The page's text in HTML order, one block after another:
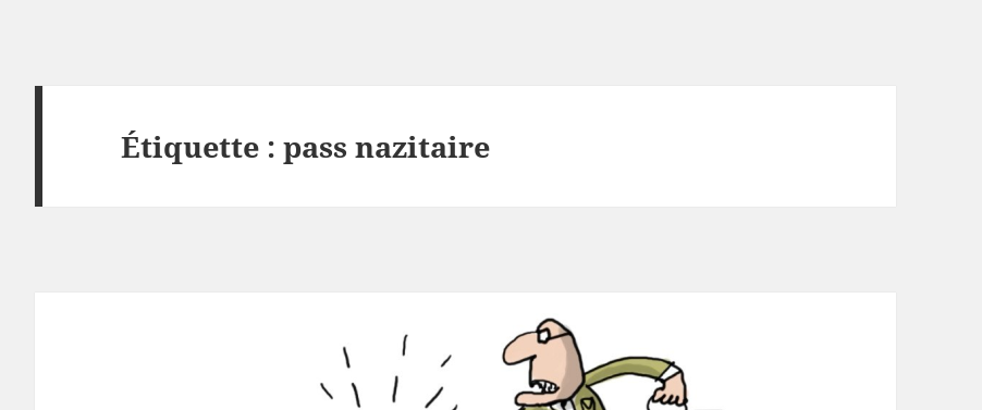
Étiquette :pass nazitaire